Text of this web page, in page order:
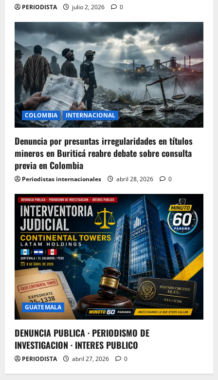
PERIODISTA julio 2, 2026 0
COLOMBIA INTERNACIONAL
Denuncia por presuntas irregularidades en títulos
mineros en Buriticá reabre debate sobre consulta
previa en Colombia
Periodistas internacionales abril 28, 2026 0
GUATEMALA
DENUNCIA PUBLICA · PERIODISMO DE
INVESTIGACION · INTERES PUBLICO
PERIODISTA abril 27, 2026 0